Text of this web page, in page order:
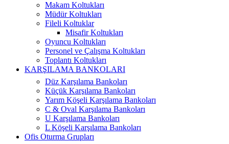
Makam Koltukları
Müdür Koltukları
Fileli Koltuklar
Misafir Koltukları
Oyuncu Koltukları
Personel ve Çalışma Koltukları
Toplantı Koltukları
KARŞILAMA BANKOLARI
Düz Karşılama Bankoları
Küçük Karşılama Bankoları
Yarım Köşeli Karşılama Bankoları
C & Oval Karşılama Bankoları
U Karşılama Bankoları
L Köşeli Karşılama Bankoları
Ofis Oturma Grupları